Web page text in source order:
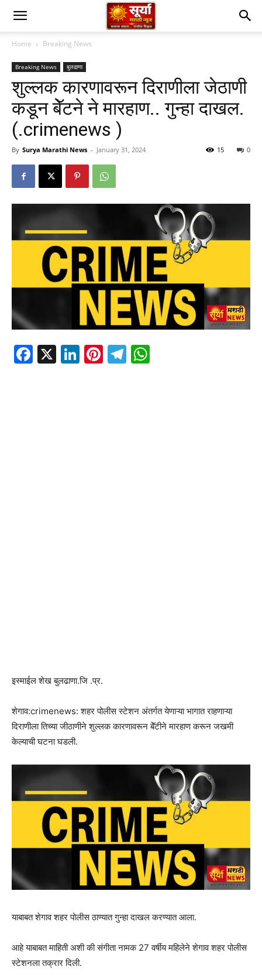
Home Breaking News
Breaking News बुलढाणा
शुल्लक कारणावरून दिराणीला जेठाणी
कडून बेॅटने ने मारहाण.. गुन्हा दाखल.
(.crimenews )
By Surya Marathi News - January 31, 2024 0
15
Facebook
X LinkedIn
Pinterest
Telegram
इस्माईल शेख बुलढाणा.जि .प्र.
शेगाव:crimenews: शहर पोलीस स्टेशन अंतर्गत येणाऱ्या भागात राहणाऱ्या
दिराणीला तिच्या जीठाणीने शुल्लक कारणावरून बेॅटीने मारहाण करून जखमी
केल्याची घटना घडली.
याबाबत शेगाव शहर पोलीस ठाण्यात गुन्हा दाखल करण्यात आला.
आहे याबाबत माहिती अशी की संगीता नामक 27 वर्षीय महिलेने शेगाव शहर पोलीस
स्टेशनला तक्रार दिली.